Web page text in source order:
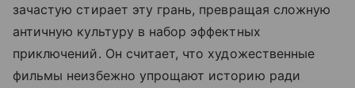
зачастую стирает эту грань, превращая сложную
античную культуру в набор эффектных
приключений. Он считает, что художественные
фильмы неизбежно упрощают историю ради